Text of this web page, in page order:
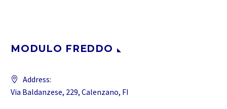
MODULO FREDDO
Address:
Via Baldanzese, 229, Calenzano, FI